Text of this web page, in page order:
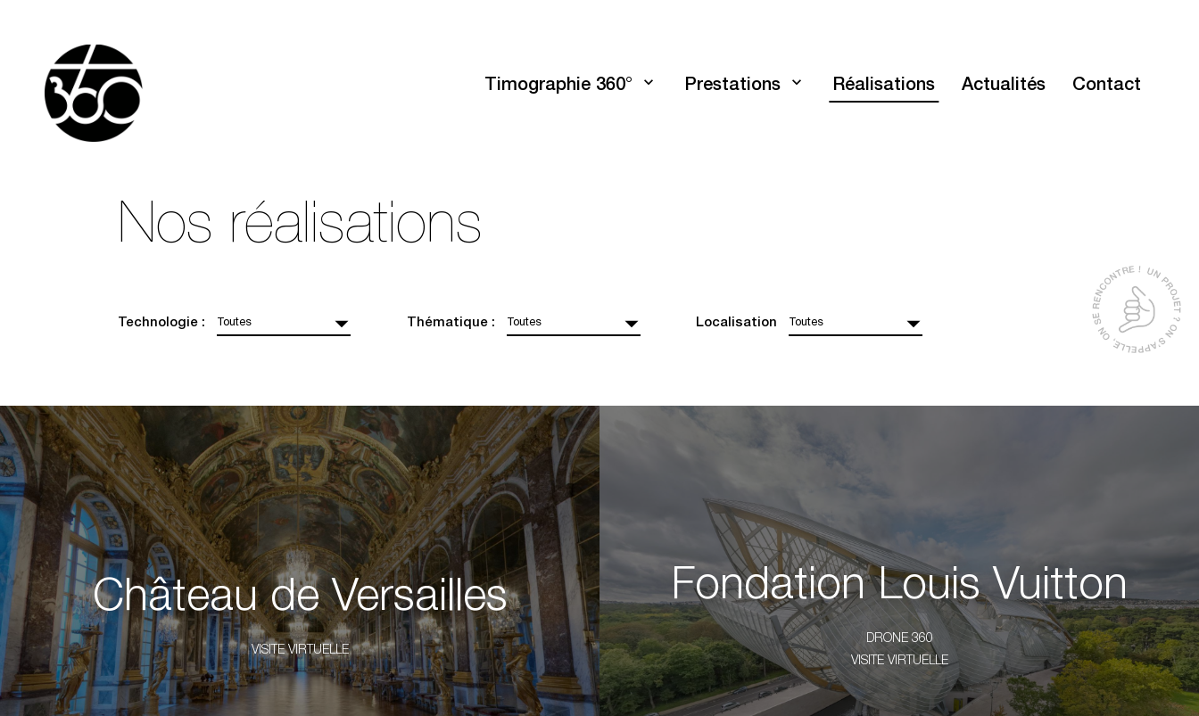
Timographie 360° Prestations Réalisations Actualités Contact
Nos réalisations
Technologie : Toutes Thématique : Toutes Localisation Toutes
Château de Versailles
VISITE VIRTUELLE
Fondation Louis Vuitton
DRONE 360
VISITE VIRTUELLE